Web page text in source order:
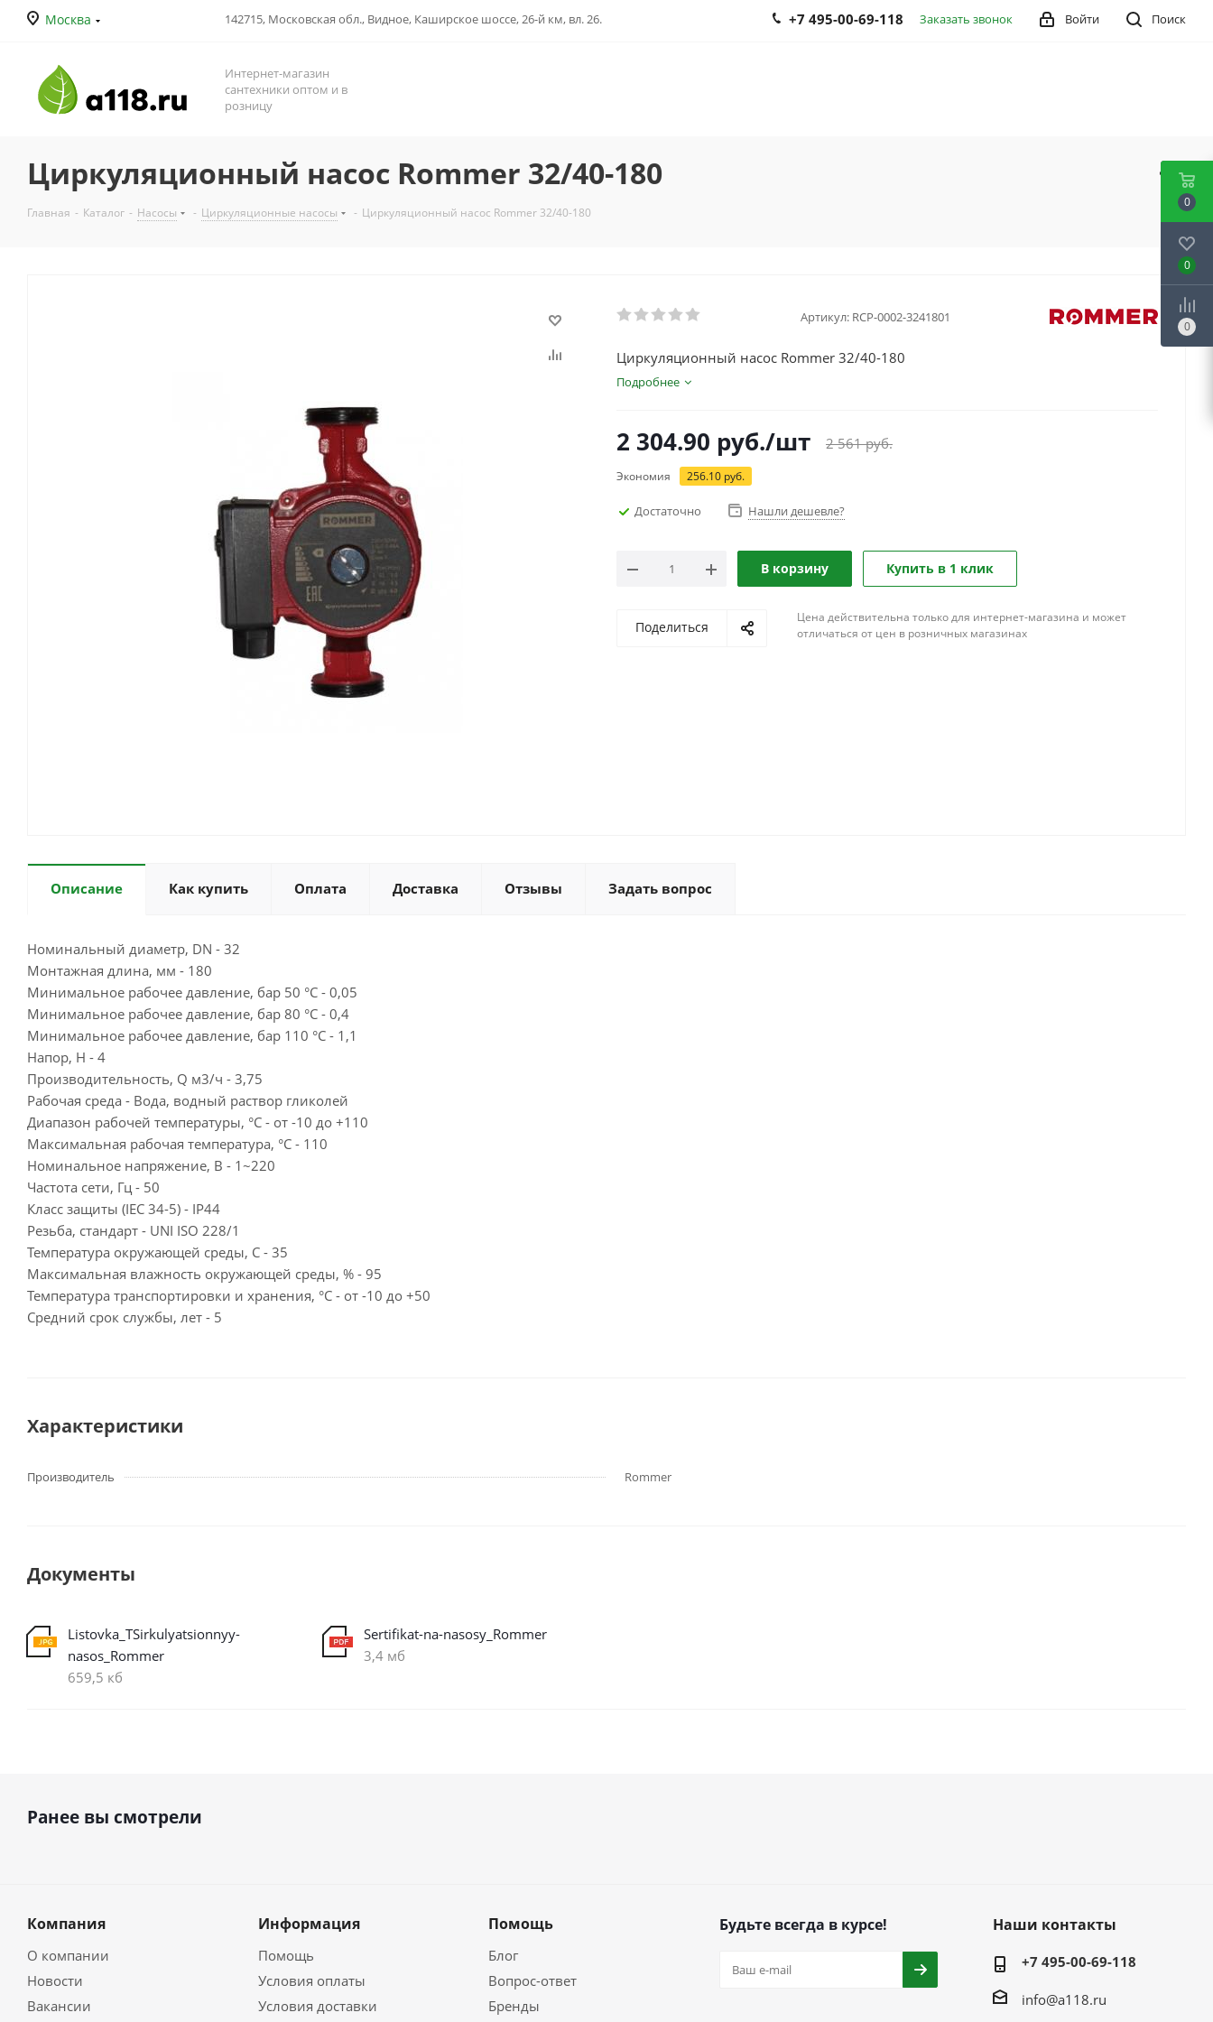
Москва 142715, Московская обл., Видное, Каширское шоссе, 26-й км, вл. 26. Поиск
Войти
+7 495-00-69-118 Заказать звонок
Интернет-магазин
сантехники оптом и в
розницу
Циркуляционный насос Rommer 32/40-180
Главная - Каталог - Насосы - Циркуляционные насосы - Циркуляционный насос Rommer 32/40-180
Артикул: RCP-0002-3241801
Циркуляционный насос Rommer 32/40-180
Подробнее
2 304.90 руб./шт 2 561руб.
Экономия 256.10 руб.
Достаточно Нашли дешевле?
В корзину Купить в 1 клик
Поделиться
Цена действительна только для интернет-магазина и может
отличаться от цен в розничных магазинах
Описание Как купить Оплата Доставка Отзывы Задать вопрос
Номинальный диаметр, DN - 32
Монтажная длина, мм - 180
Минимальное рабочее давление, бар 50 °С - 0,05
Минимальное рабочее давление, бар 80 °С - 0,4
Минимальное рабочее давление, бар 110 °С - 1,1
Напор, Н - 4
Производительность, Q м3/ч - 3,75
Рабочая среда - Вода, водный раствор гликолей
Диапазон рабочей температуры, °С - от -10 до +110
Максимальная рабочая температура, °С - 110
Номинальное напряжение, В - 1~220
Частота сети, Гц - 50
Класс защиты (IEC 34-5) - IP44
Резьба, стандарт - UNI ISO 228/1
Температура окружающей среды, С - 35
Максимальная влажность окружающей среды, % - 95
Температура транспортировки и хранения, °С - от -10 до +50
Средний срок службы, лет - 5
Характеристики
Производитель Rommer
Документы
Listovka_TSirkulyatsionnyy-
nasos_Rommer
659,5 кб
Sertifikat-na-nasosy_Rommer
3,4 мб
Ранее вы смотрели
Компания
О компании
Новости
Вакансии
Информация
Помощь
Условия оплаты
Условия доставки
Помощь
Блог
Вопрос-ответ
Бренды
Будьте всегда в курсе! Наши контакты
+7 495-00-69-118
info@a118.ru
0
0
0